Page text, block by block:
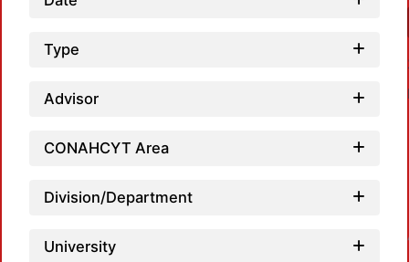
Type
Advisor
CONAHCYT Area
Division/Department
University